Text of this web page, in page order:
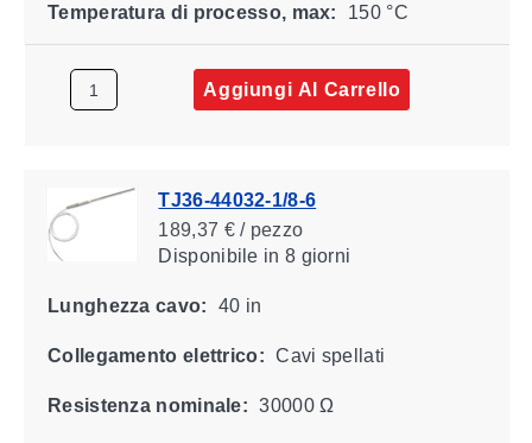
Temperatura di processo, max: 150 °C
Aggiungi Al Carrello
TJ36-44032-1/8-6
189,37 € / pezzo
Disponibile in 8 giorni
Lunghezza cavo: 40 in
Collegamento elettrico: Cavi spellati
Resistenza nominale: 30000 Ω